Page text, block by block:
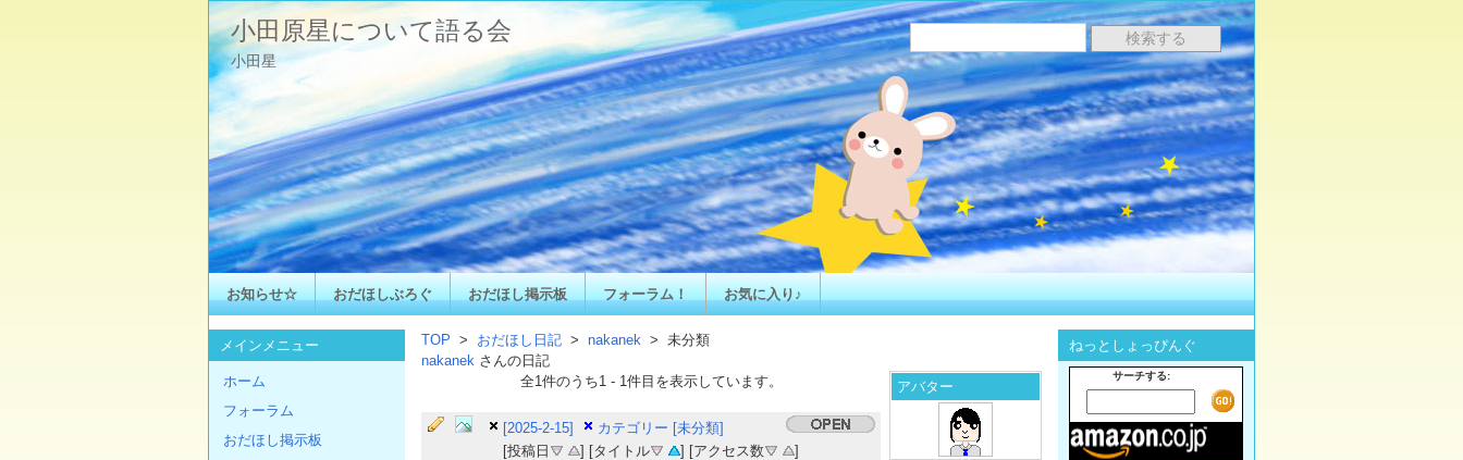
小田原星について語る会
小田星
お知らせ☆ おだほしぶろぐ おだほし掲示板 フォーラム！ お気に入り♪
TOP > おだほし日記 > nakanek > 未分類
nakanek さんの日記
全1件のうち1- 1件目を表示しています。
[2025-2-15]
カテゴリー [未分類]
[投稿日
] [タイトル ] [アクセス数 ]
アバター
メインメニュー
ホーム
フォーラム
おだほし掲示板
ねっとしょっぴんぐ
サーチする: